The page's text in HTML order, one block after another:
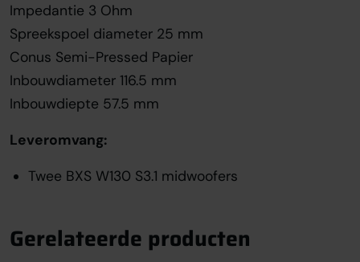
Impedantie 3 Ohm
Spreekspoel diameter 25 mm
Conus Semi-Pressed Papier
Inbouwdiameter 116.5 mm
Inbouwdiepte 57.5 mm
Leveromvang:
Twee BXS W130 S3.1 midwoofers
Gerelateerde producten